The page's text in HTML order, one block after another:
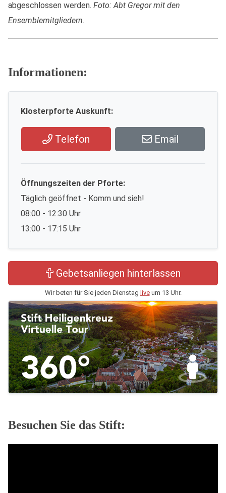
abgeschlossen werden. Foto: Abt Gregor mit den
Ensemblemitgliedern.
Informationen:
Klosterpforte Auskunft:
Telefon Email
Öffnungszeiten der Pforte:
Täglich geöffnet - Komm und sieh!
08:00 - 12:30 Uhr
13:00 - 17:15 Uhr
Gebetsanliegen hinterlassen
Wir beten für Sie jeden Dienstag liveum 13 Uhr.
Besuchen Sie das Stift: